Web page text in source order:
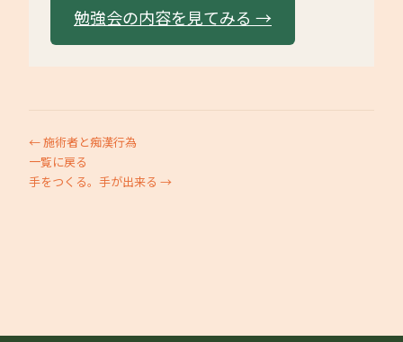
勉強会の内容を見てみる →
← 施術者と痴漢行為
一覧に戻る
手をつくる。手が出来る →